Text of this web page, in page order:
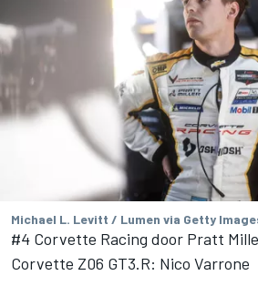
Michael L. Levitt / Lumen via Getty
#4 Corvette Racing door Pratt
Corvette Z06 GT3.R: Nico Varrone